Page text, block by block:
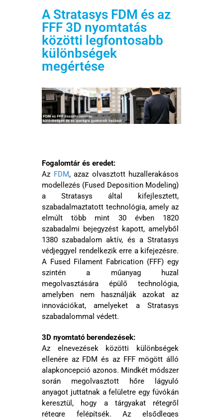
A Stratasys FDM és az
FFF 3D nyomtatás
közötti legfontosabb
különbségek
megértése
Fogalomtár és eredet:
Az FDM, azaz olvasztott huzallerakásos
modellezés (Fused Deposition Modeling)
a Stratasys által kifejlesztett,
szabadalmaztatott technológia, amely az
elmúlt több mint 30 évben 1820
szabadalmi bejegyzést kapott, amelyből
1380 szabadalom aktív, és a Stratasys
védjeggyel rendelkezik erre a kifejezésre.
A Fused Filament Fabrication (FFF) egy
szintén a műanyag huzal
megolvasztására épülő technológia,
amelyben nem használják azokat az
innovációkat, amelyeket a Stratasys
szabadalommal védett.
3D nyomtató berendezések:
Az elnevezések közötti különbségek
ellenére az FDM és az FFF mögött álló
alapkoncepció azonos. Mindkét módszer
során megolvasztott hőre lágyuló
anyagot juttatnak a felületre egy fúvókán
keresztül, hogy a tárgyakat rétegről
rétegre felépítsék. Az elsődleges